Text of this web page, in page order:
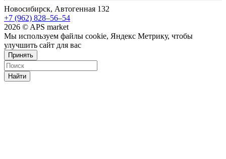
Новосибирск, Автогенная 132
+7 (962) 828‒56‒54
2026 © APS market
Мы используем файлы cookie, Яндекс Метрику, чтобы
улучшить сайт для вас
Принять
Найти